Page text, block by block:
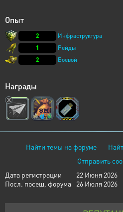
Опыт
2
Инфраструктура
1
Рейды
2
Боевой
Награды
Найти темы на форуме
Отправить
Дата регистрации
22 Июня 2026
Посл. посещ. форума
26 Июля 2026